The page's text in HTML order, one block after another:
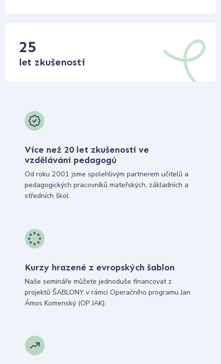
25
let zkušeností
Více než 20 let zkušeností ve
vzdělávání pedagogů
Od roku 2001 jsme spolehlivým partnerem učitelů a
pedagogických pracovníků mateřských, základních a
středních škol.
Kurzy hrazené z evropských šablon
Naše semináře můžete jednoduše financovat z
projektů ŠABLONY v rámci Operačního programu Jan
Ámos Komenský (OP JAK).